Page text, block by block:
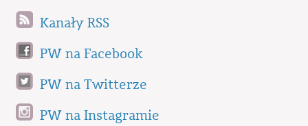
Kanały RSS
PW na Facebook
PW na Twitterze
PW na Instagramie